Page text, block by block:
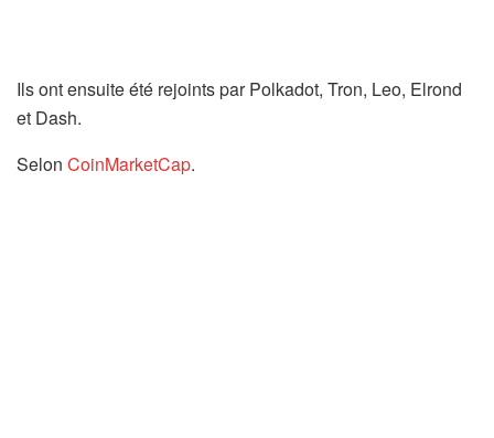
Ils ont ensuite été rejoints par Polkadot, Tron, Leo, Elrond
et Dash.
Selon CoinMarketCap.